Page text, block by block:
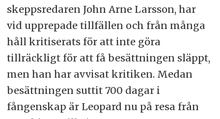
skeppsredaren John Arne Larsson, har
vid upprepade tillfällen och från många
håll kritiserats för att inte göra
tillräckligt för att få besättningen släppt,
men han har avvisat kritiken. Medan
besättningen suttit 700 dagar i
fångenskap är Leopard nu på resa från